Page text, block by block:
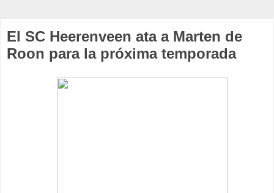
El SC Heerenveen ata a Marten de
Roon para la próxima temporada